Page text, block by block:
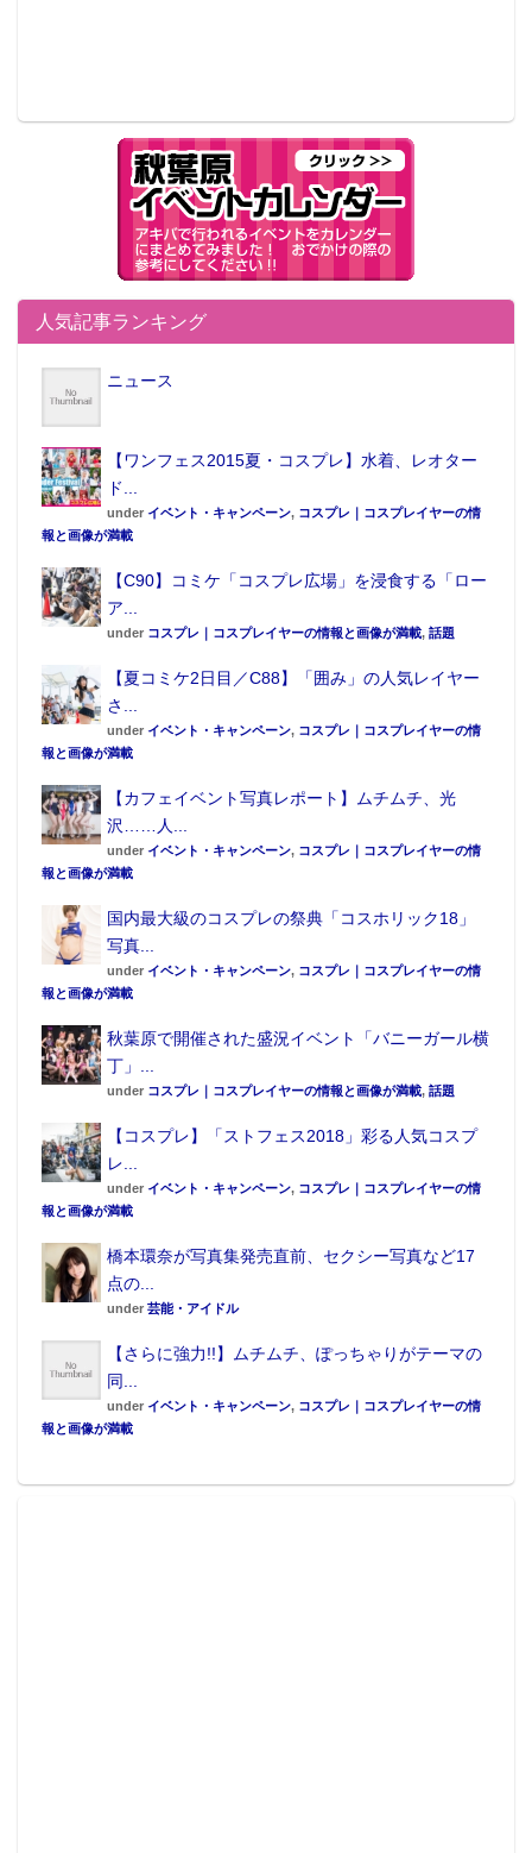
カメラマンあがりで副業とし
てやっている“自称マネージャ
ー”まで玉石混交だという。
「今回のコスプレエージェンシーのように『ドワンゴ
が運営している』というだけで信頼度がある。名前が
出ているコスプレイヤーもみな事務所所属なので、安
定感はある」と一定の評価をする。
額の相場をwebに出しているところだ。ポスターや撮
影などの撮影は2万円〜、イベントモデルは3万円〜、
海外へのイベント出演は10万円〜となっていて、コス
プレイヤーのランクや業務内容によって金額が変わる
ものと見られている。
制作と一緒に1000万円くらいの予算をかけるプロジェ
クトもあれば、『3人起用で合計2万円の予算で』とい
価格は一見安く見えるが、おおよそ相場通りで悪くな
いのでは。サイトを読むとサービスを利用する企業
は、さらに手数料1万円、進行管理料として全体の10％
が上乗せされると記載がある。一人につき手数料1万円
をとる部分で帳尻があっていると思う」（Ａ氏）と話
●編集部オススメ
・ドワンゴがコスプレイヤー派遣など代理
仕上げた美ボディ披露
人気記事ランキング
ニュース
【ワンフェス2015夏・コスプレ】水着、レオター
ド...
under イベント・キャンペーン, コスプレ｜コスプレイヤーの情
報と画像が満載
【C90】コミケ「コスプレ広場」を浸食する「ロー
ア...
under コスプレ｜コスプレイヤーの情報と画像が満載, 話題
【夏コミケ2日目／C88】「囲み」の人気レイヤー
さ...
under イベント・キャンペーン, コスプレ｜コスプレイヤーの情
報と画像が満載
【カフェイベント写真レポート】ムチムチ、光
沢……人...
under イベント・キャンペーン, コスプレ｜コスプレイヤーの情
報と画像が満載
国内最大級のコスプレの祭典「コスホリック18」
写真...
under イベント・キャンペーン, コスプレ｜コスプレイヤーの情
報と画像が満載
秋葉原で開催された盛況イベント「バニーガール横
丁」...
under コスプレ｜コスプレイヤーの情報と画像が満載, 話題
【コスプレ】「ストフェス2018」彩る人気コスプ
レ...
under イベント・キャンペーン, コスプレ｜コスプレイヤーの情
報と画像が満載
橋本環奈が写真集発売直前、セクシー写真など17
点の...
under 芸能・アイドル
【さらに強力!!】ムチムチ、ぽっちゃりがテーマの
同...
under イベント・キャンペーン, コスプレ｜コスプレイヤーの情
報と画像が満載